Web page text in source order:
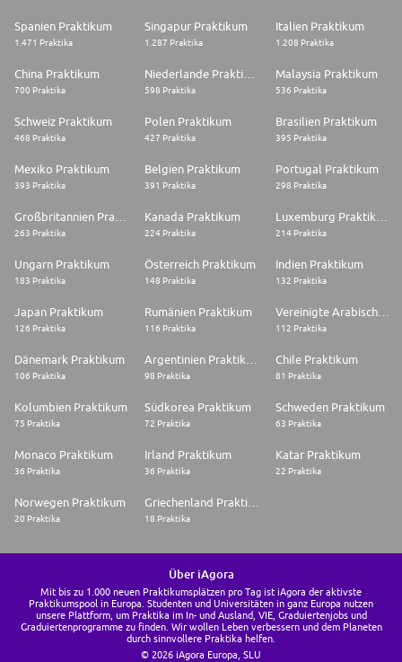
Spanien Praktikum
1.471 Praktika
Singapur Praktikum
1.287 Praktika
Italien Praktikum
1.208 Praktika
China Praktikum
700 Praktika 598 Praktika
Malaysia Praktikum
536 Praktika
Schweiz Praktikum
468 Praktika
Polen Praktikum
427 Praktika
Brasilien Praktikum
395 Praktika
Mexiko Praktikum
393 Praktika
Belgien Praktikum
391 Praktika
Portugal Praktikum
298 Praktika
263 Praktika
Kanada Praktikum
224 Praktika 214 Praktika
Ungarn Praktikum
183 Praktika
Österreich Praktikum
148 Praktika
Indien Praktikum
132 Praktika
Japan Praktikum
126 Praktika
Rumänien Praktikum
116 Praktika
Vereinigte Arabische Emirate Praktikum
112 Praktika
Dänemark Praktikum
106 Praktika 98 Praktika
Chile Praktikum
81 Praktika
Kolumbien Praktikum
75 Praktika
Südkorea Praktikum
72 Praktika
Schweden Praktikum
63 Praktika
Monaco Praktikum
36 Praktika
Irland Praktikum
36 Praktika
Katar Praktikum
22 Praktika
Norwegen Praktikum
20 Praktika 18 Praktika
Über iAgora
Mit bis zu 1.000 neuen Praktikumsplätzen pro Tag ist iAgora der aktivste
Praktikumspool in Europa. Studenten und Universitäten in ganz Europa nutzen
unsere Plattform, um Praktika im In- und Ausland, VIE, Graduiertenjobs und
Graduiertenprogramme zu finden. Wir wollen Leben verbessern und dem Planeten
durch sinnvollere Praktika helfen.
© 2026 iAgora Europa, SLU